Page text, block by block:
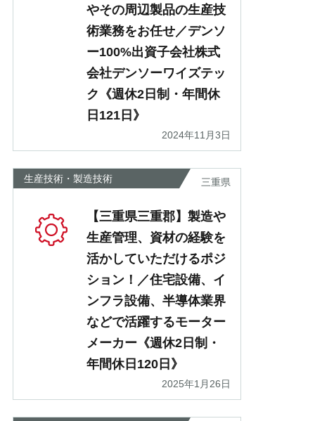
やその周辺製品の生産技
術業務をお任せ／デンソ
ー100%出資子会社株式
会社デンソーワイズテッ
ク《週休2日制・年間休
日121日》
2024年11月3日
生産技術・製造技術 三重県
【三重県三重郡】製造や
生産管理、資材の経験を
活かしていただけるポジ
ション！／住宅設備、イ
ンフラ設備、半導体業界
などで活躍するモーター
メーカー《週休2日制・
年間休日120日》
2025年1月26日